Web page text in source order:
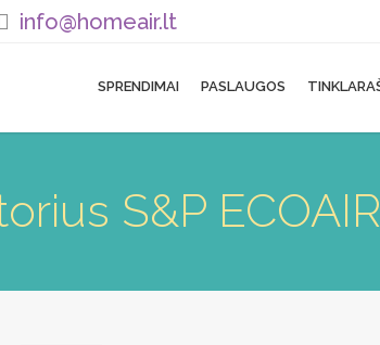
info@homeair.lt
SPRENDIMAI PASLAUGOS
S&P